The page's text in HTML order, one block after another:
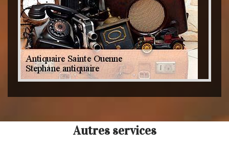
Autres services